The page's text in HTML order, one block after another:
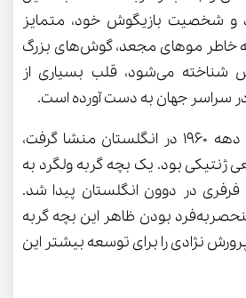
و شخصیت بازیگوش خود، متمایز
خاطر موهای مجعد، گوش‌های بزرگ
شناخته می‌شود، قلب بسیاری از
در سراسر جهان به دست آورده است.
نژاد دوون رکس که از دهه 1960 در انگلستان منشا گرفت،
بود. یک بچه گربه ولگرد به
در دوون انگلستان پیدا شد.
بودن ظاهر این بچه گربه
نژادی را برای توسعه بیشتر این